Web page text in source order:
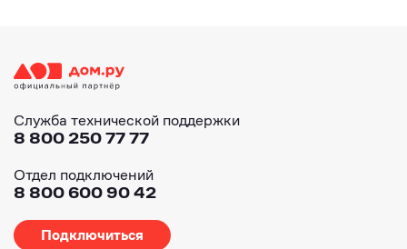
Служба технической поддержки
8 800 250 77 77
Отдел подключений
8 800 600 90 42
Подключиться